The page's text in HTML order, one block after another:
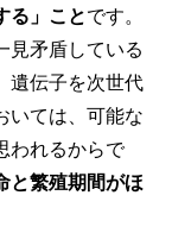
る」ことです。
見矛盾している
遺伝子を次世代
いては、可能な
われるからで
と繁殖期間がほ